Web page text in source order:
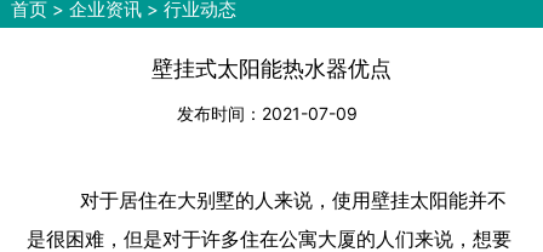
首页> 企业资讯> 行业动态
壁挂式太阳能热水器优点
发布时间：2021-07-09
对于居住在大别墅的人来说，使用壁挂太阳能并不
是很困难，但是对于许多住在公寓大厦的人们来说，想要